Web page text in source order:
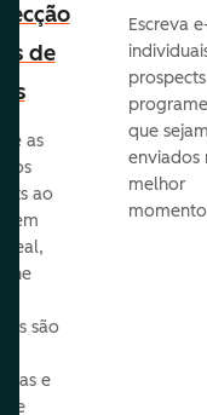
de
as
ao
em
real,
são
e
Escreva
que sejam
enviados
melhor